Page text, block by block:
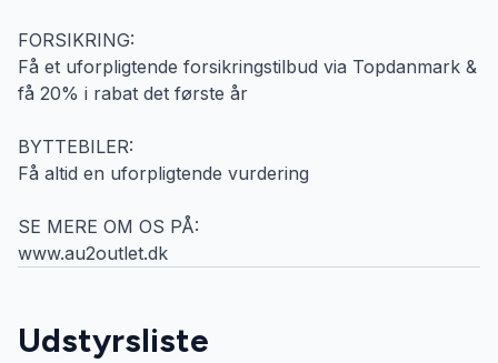
FORSIKRING:
Få et uforpligtende forsikringstilbud via Topdanmark &
få 20% i rabat det første år
BYTTEBILER:
Få altid en uforpligtende vurdering
SE MERE OM OS PÅ:
www.au2outlet.dk
Udstyrsliste